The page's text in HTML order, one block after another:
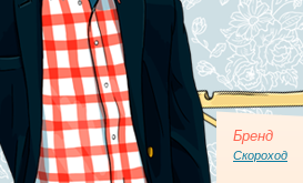
Бренд
Скороход